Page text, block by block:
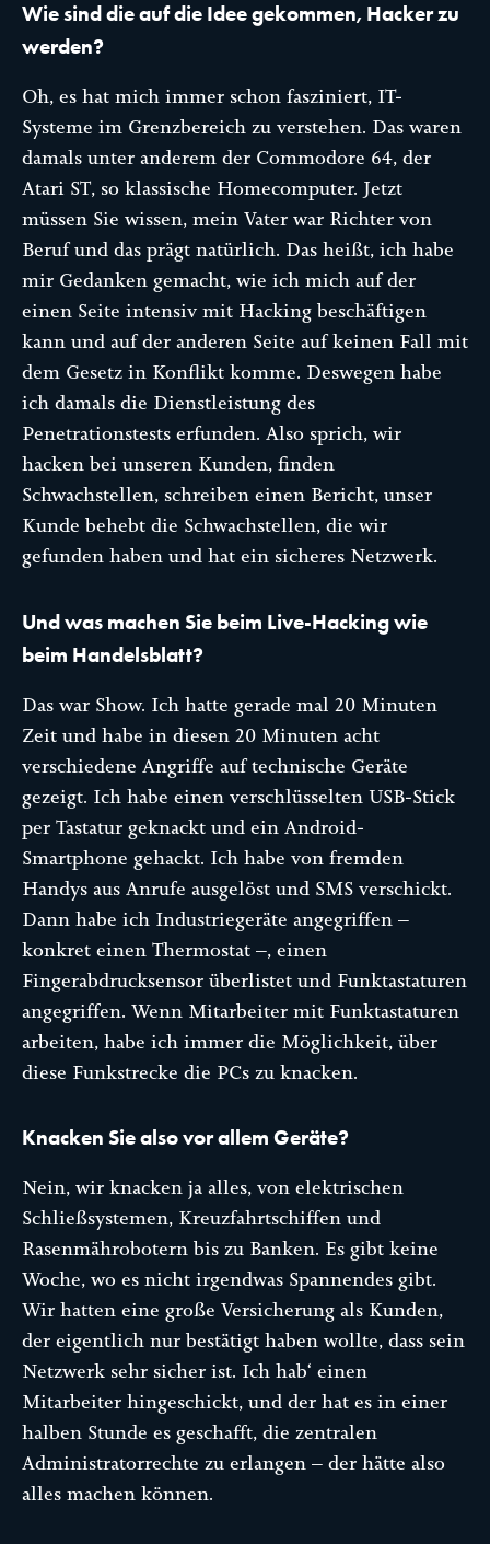
Wie sind die auf die Idee gekommen, Hacker zu
werden?
Oh, es hat mich immer schon fasziniert, IT-
Systeme im Grenzbereich zu verstehen. Das waren
damals unter anderem der Commodore 64, der
Atari ST, so klassische Homecomputer. Jetzt
müssen Sie wissen, mein Vater war Richter von
Beruf und das prägt natürlich. Das heißt, ich habe
mir Gedanken gemacht, wie ich mich auf der
einen Seite intensiv mit Hacking beschäftigen
kann und auf der anderen Seite auf keinen Fall mit
dem Gesetz in Konflikt komme. Deswegen habe
ich damals die Dienstleistung des
Penetrationstests erfunden. Also sprich, wir
hacken bei unseren Kunden, finden
Schwachstellen, schreiben einen Bericht, unser
Kunde behebt die Schwachstellen, die wir
gefunden haben und hat ein sicheres Netzwerk.
Und was machen Sie beim Live-Hacking wie
beim Handelsblatt?
Das war Show. Ich hatte gerade mal 20 Minuten
Zeit und habe in diesen 20 Minuten acht
verschiedene Angriffe auf technische Geräte
gezeigt. Ich habe einen verschlüsselten USB-Stick
per Tastatur geknackt und ein Android-
Smartphone gehackt. Ich habe von fremden
Handys aus Anrufe ausgelöst und SMS verschickt.
Dann habe ich Industriegeräte angegriffen –
konkret einen Thermostat –, einen
Fingerabdrucksensor überlistet und Funktastaturen
angegriffen. Wenn Mitarbeiter mit Funktastaturen
arbeiten, habe ich immer die Möglichkeit, über
diese Funkstrecke die PCs zu knacken.
Knacken Sie also vor allem Geräte?
Nein, wir knacken ja alles, von elektrischen
Schließsystemen, Kreuzfahrtschiffen und
Rasenmährobotern bis zu Banken. Es gibt keine
Woche, wo es nicht irgendwas Spannendes gibt.
Wir hatten eine große Versicherung als Kunden,
der eigentlich nur bestätigt haben wollte, dass sein
Netzwerk sehr sicher ist. Ich hab‘ einen
Mitarbeiter hingeschickt, und der hat es in einer
halben Stunde es geschafft, die zentralen
Administratorrechte zu erlangen – der hätte also
alles machen können.